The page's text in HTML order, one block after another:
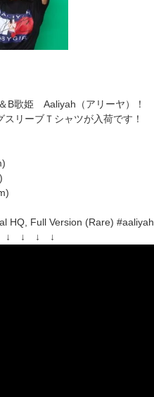
B歌姫 Aaliyah（アリーヤ）！
リーブＴシャツが入荷です！
HQ, Full Version (Rare) #aaliyah
↓ ↓ ↓